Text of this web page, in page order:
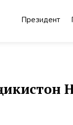
Президент